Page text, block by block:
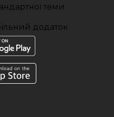
теми
додаток